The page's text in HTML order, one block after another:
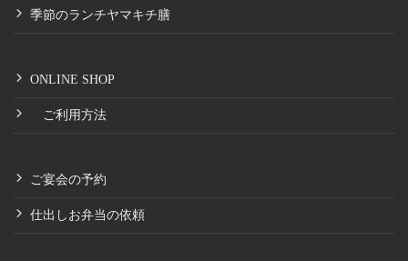
季節のランチヤマキチ膳
ONLINE SHOP
ご利用方法
ご宴会の予約
仕出しお弁当の依頼